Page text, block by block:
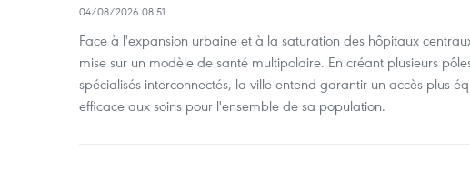
04/08/2026 08:51
Face à l'expansion urbaine et à la saturation des hôpitaux
mise sur un modèle de santé multipolaire. En créant plusieurs
spécialisés interconnectés, la ville entend garantir un accès plus
efficace aux soins pour l'ensemble de sa population.